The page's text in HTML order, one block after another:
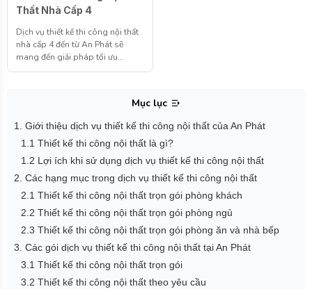
Thất Nhà Cấp 4
Dịch vụ thiết kế thi công nội thất
nhà cấp 4 đến từ An Phát sẽ
mang đến giải pháp tối ưu
không gian, thẩm mỹ tinh tế và
hôm nay để trải nghiệm dịch vụ
chuyên nghiệp, biến ngôi nhà
của bạn thành tổ ấm hoàn hảo.
Mục lục
1. Giới thiệu dịch vụ thiết kế thi công nội thất của An Phát
1.1 Thiết kế thi công nội thất là gì?
1.2 Lợi ích khi sử dụng dịch vụ thiết kế thi công nội thất
2. Các hạng mục trong dịch vụ thiết kế thi công nội thất
2.1 Thiết kế thi công nội thất trọn gói phòng khách
2.2 Thiết kế thi công nội thất trọn gói phòng ngủ
2.3 Thiết kế thi công nội thất trọn gói phòng ăn và nhà bếp
3. Các gói dịch vụ thiết kế thi công nội thất tại An Phát
3.1 Thiết kế thi công nội thất trọn gói
3.2 Thiết kế thi công nội thất theo yêu cầu